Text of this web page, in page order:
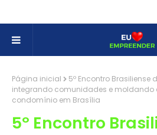
Página inicial
5º Encontro Brasiliense
integrando comunidades e moldando
condomínio em Brasília
5º Encontro